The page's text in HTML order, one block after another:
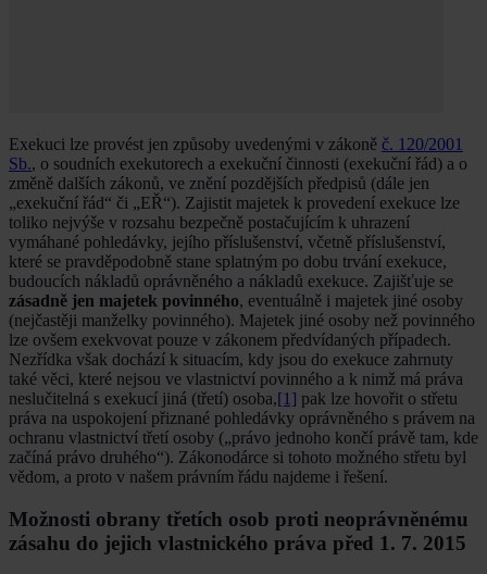
Exekuci lze provést jen způsoby uvedenými v zákoně č. 120/2001
Sb., o soudních exekutorech a exekuční činnosti (exekuční řád) a o
změně dalších zákonů, ve znění pozdějších předpisů (dále jen
„exekuční řád“ či „EŘ“). Zajistit majetek k provedení exekuce lze
toliko nejvýše v rozsahu bezpečně postačujícím k uhrazení
vymáhané pohledávky, jejího pří­slušenství, včetně příslušenství,
které se pravděpodobně stane splatným po dobu trvání exekuce,
budoucích nákladů oprávněného a nákladů exekuce. Zajišťuje se
zásadně jen majetek povinného, eventuálně i majetek jiné osoby
(nejčas­těji manželky povinného). Majetek jiné osoby než povinného
lze ovšem exekvovat pouze v zákonem předvídaných přípa­dech.
Nezřídka však dochází k situacím, kdy jsou do exeku­ce zahrnuty
také věci, které nejsou ve vlastnictví povinného a k nimž má práva
neslučitelná s exekucí jiná (třetí) osoba,[1] pak lze hovořit o střetu
práva na uspokojení přiznané pohle­dávky oprávněného s právem na
ochranu vlastnictví třetí osoby („právo jednoho končí právě tam, kde
začíná právo druhého“). Zákonodárce si tohoto možného střetu byl
vě­dom, a proto v našem právním řádu najdeme i řešení.
Možnosti obrany třetích osob proti neoprávněnému
zá­sahu do jejich vlastnického práva před 1. 7. 2015